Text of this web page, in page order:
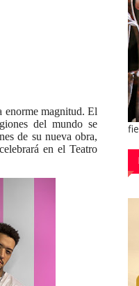
enorme magnitud. El
del mundo se
de su nueva obra,
en el Teatro